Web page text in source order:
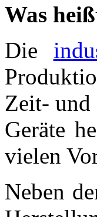
Was
Die
Zeit- und
Geräte
vielen
Neben